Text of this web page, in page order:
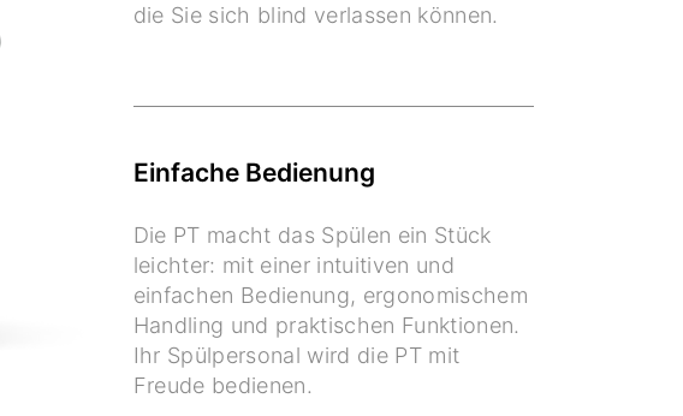
die Sie sich blind verlassen können.
Einfache Bedienung
Die PT macht das Spülen ein Stück
leichter: mit einer intuitiven und
einfachen Bedienung, ergonomischem
Handling und praktischen Funktionen.
Ihr Spülpersonal wird die PT mit
Freude bedienen.